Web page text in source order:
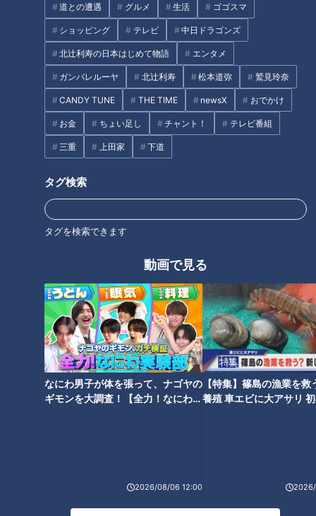
道との遭遇 グルメ 生活 ゴゴスマ
ショッピング テレビ 中日ドラゴンズ
北辻利寿の日本はじめて物語 エンタメ
ガンバレルーヤ 北辻利寿 松本道弥 鷲見玲奈
CANDY TUNE THE TIME newsX おでかけ
お金 ちょい足し チャント！ テレビ番組
三重 上田家 下道
タグ検索
タグを検索できます
動画で見る
なにわ男子が体を張って、ナゴヤの
ギモンを大調査！【全力！なにわ実
2026/08/06 12:00
【特集】篠島の漁業を救
養殖 車エビに大アサリ
「セーラー服」はじめて物語～
女子学生の青春を刻んだ制服の
誕生と苦難の歴史
屋めし「小倉トースト」～大竹
敏之の「シン・名古屋めし」
タグ
北辻利寿 コラム
オススメ関連コンテンツ
どんな夏休みを過ごしますか？
世界文化遺産に選ばれた地